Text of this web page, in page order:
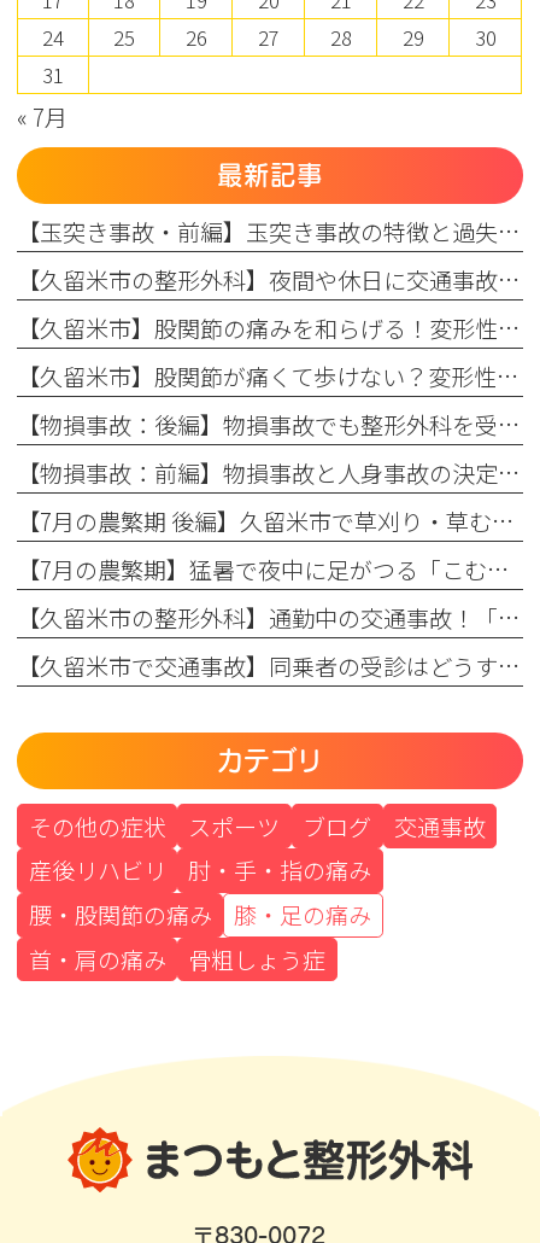
« 7月
24
25 26 27 28 29
30
31
最新記事
【玉突き事故・前編】玉突き事故の特徴と過失割合の仕組み、自賠責保険・任意保険の適用ルール
【久留米市の整形外科】夜間や休日に交通事故に遭った場合の対処法：初動対応と翌日受診のメリット
【久留米市】股関節の痛みを和らげる！変形性股関節症の保存療法とリハビリの効果（変形性股関節症：後編）
【久留米市】股関節が痛くて歩けない？変形性股関節症の初期症状と原因を専門医が解説（変形性股関節症：前編）
【物損事故：後編】物損事故でも整形外科を受診すべき理由とは？知っておきたい保険と補償の知識
【物損事故：前編】物損事故と人身事故の決定的な違いとは？交通事故後の正しい対応
【7月の農繁期 後編】久留米市で草刈り・草むしりによる肘の痛みに悩む方へ！整形外科専門医が教える原因と対策
【7月の農繁期】猛暑で夜中に足がつる「こむら返り」に悩む方へ！整形外科医が教える原因と対策
【久留米市の整形外科】通勤中の交通事故！「通勤労災」と自賠責保険の違いを整形外科専門医が解説
【久留米市で交通事故】同乗者の受診はどうする？助手席・後部座席の方も一緒に整形外科（病院）へ！
カテゴリ
その他の症状 スポーツ ブログ
交通事故
産後リハビリ
肘・手・指の痛み
腰・股関節の痛み
膝・足の痛み
首・肩の痛み
骨粗しょう症
〒830-0072